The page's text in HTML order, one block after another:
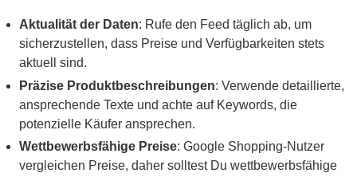
Aktualität der Daten: Rufe den Feed täglich ab, um
sicherzustellen, dass Preise und Verfügbarkeiten stets
aktuell sind.
Präzise Produktbeschreibungen: Verwende detaillierte,
ansprechende Texte und achte auf Keywords, die
potenzielle Käufer ansprechen.
Wettbewerbsfähige Preise: Google Shopping-Nutzer
vergleichen Preise, daher solltest Du wettbewerbsfähige